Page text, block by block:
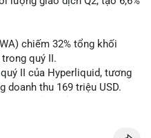
chiếm 32% tổng khối
quý II.
II của Hyperliquid, tương
doanh thu 169 triệu USD.
phi tập trung.